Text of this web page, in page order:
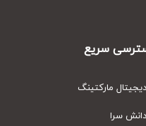
سریع
مارکتینگ
سرا